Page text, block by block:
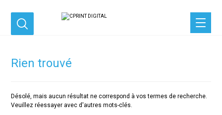
Rien trouvé
Désolé, mais aucun résultat ne correspond à vos termes de recherche.
Veuillez réessayer avec d'autres mots-clés.